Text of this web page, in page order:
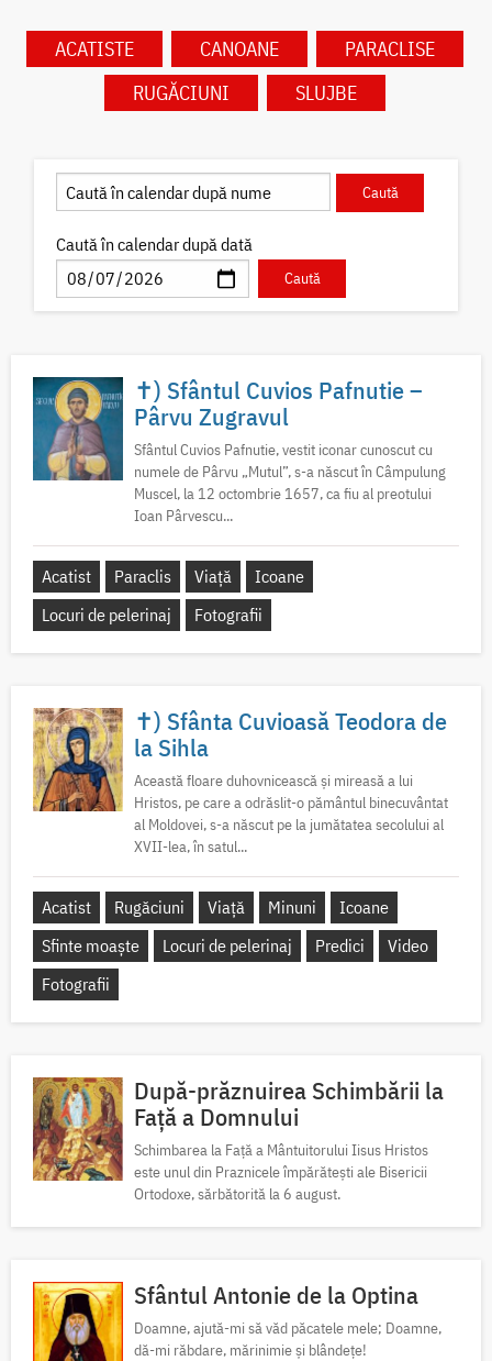
ACATISTE CANOANE
PARACLISE
RUGĂCIUNI
SLUJBE
Caută în calendar după dată
✝) Sfântul Cuvios Pafnutie –
Pârvu Zugravul
Sfântul Cuvios Pafnutie, vestit iconar cunoscut cu
numele de Pârvu „Mutul”, s-a născut în Câmpulung
Muscel, la 12 octombrie 1657, ca fiu al preotului
Ioan Pârvescu...
Acatist Paraclis Viață
Icoane
Locuri de pelerinaj
Fotografii
✝) Sfânta Cuvioasă Teodora de
la Sihla
Această floare duhovnicească și mireasă a lui
Hristos, pe care a odrăslit-o pământul binecuvântat
al Moldovei, s-a născut pe la jumătatea secolului al
XVII-lea, în satul...
Acatist Rugăciuni Viață Minuni
Icoane
Sfinte moaște
Locuri de pelerinaj Predici
Video
Fotografii
După-prăznuirea Schimbării la
Față a Domnului
Schimbarea la Față a Mântuitorului Iisus Hristos
este unul din Praznicele împărătești ale Bisericii
Ortodoxe, sărbătorită la 6 august.
Sfântul Antonie de la Optina
Doamne, ajută-mi să văd păcatele mele; Doamne,
dă-mi răbdare, mărinimie şi blândeţe!